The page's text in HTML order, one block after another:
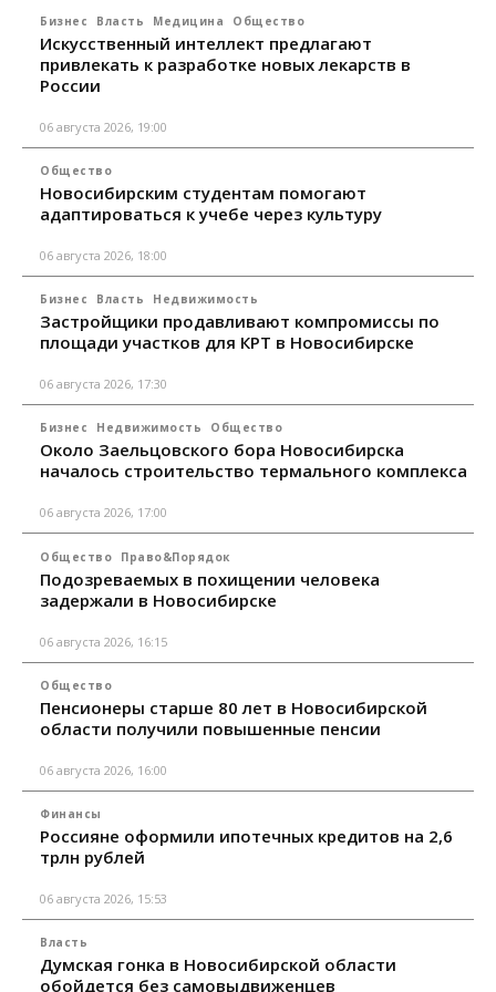
Бизнес Власть Медицина Общество
Искусственный интеллект предлагают
привлекать к разработке новых лекарств в
России
06 августа 2026, 19:00
Общество
Новосибирским студентам помогают
адаптироваться к учебе через культуру
06 августа 2026, 18:00
Бизнес Власть Недвижимость
Застройщики продавливают компромиссы по
площади участков для КРТ в Новосибирске
06 августа 2026, 17:30
Бизнес Недвижимость Общество
Около Заельцовского бора Новосибирска
началось строительство термального комплекса
06 августа 2026, 17:00
Общество Право&Порядок
Подозреваемых в похищении человека
задержали в Новосибирске
06 августа 2026, 16:15
Общество
Пенсионеры старше 80 лет в Новосибирской
области получили повышенные пенсии
06 августа 2026, 16:00
Финансы
Россияне оформили ипотечных кредитов на 2,6
трлн рублей
06 августа 2026, 15:53
Власть
Думская гонка в Новосибирской области
обойдется без самовыдвиженцев